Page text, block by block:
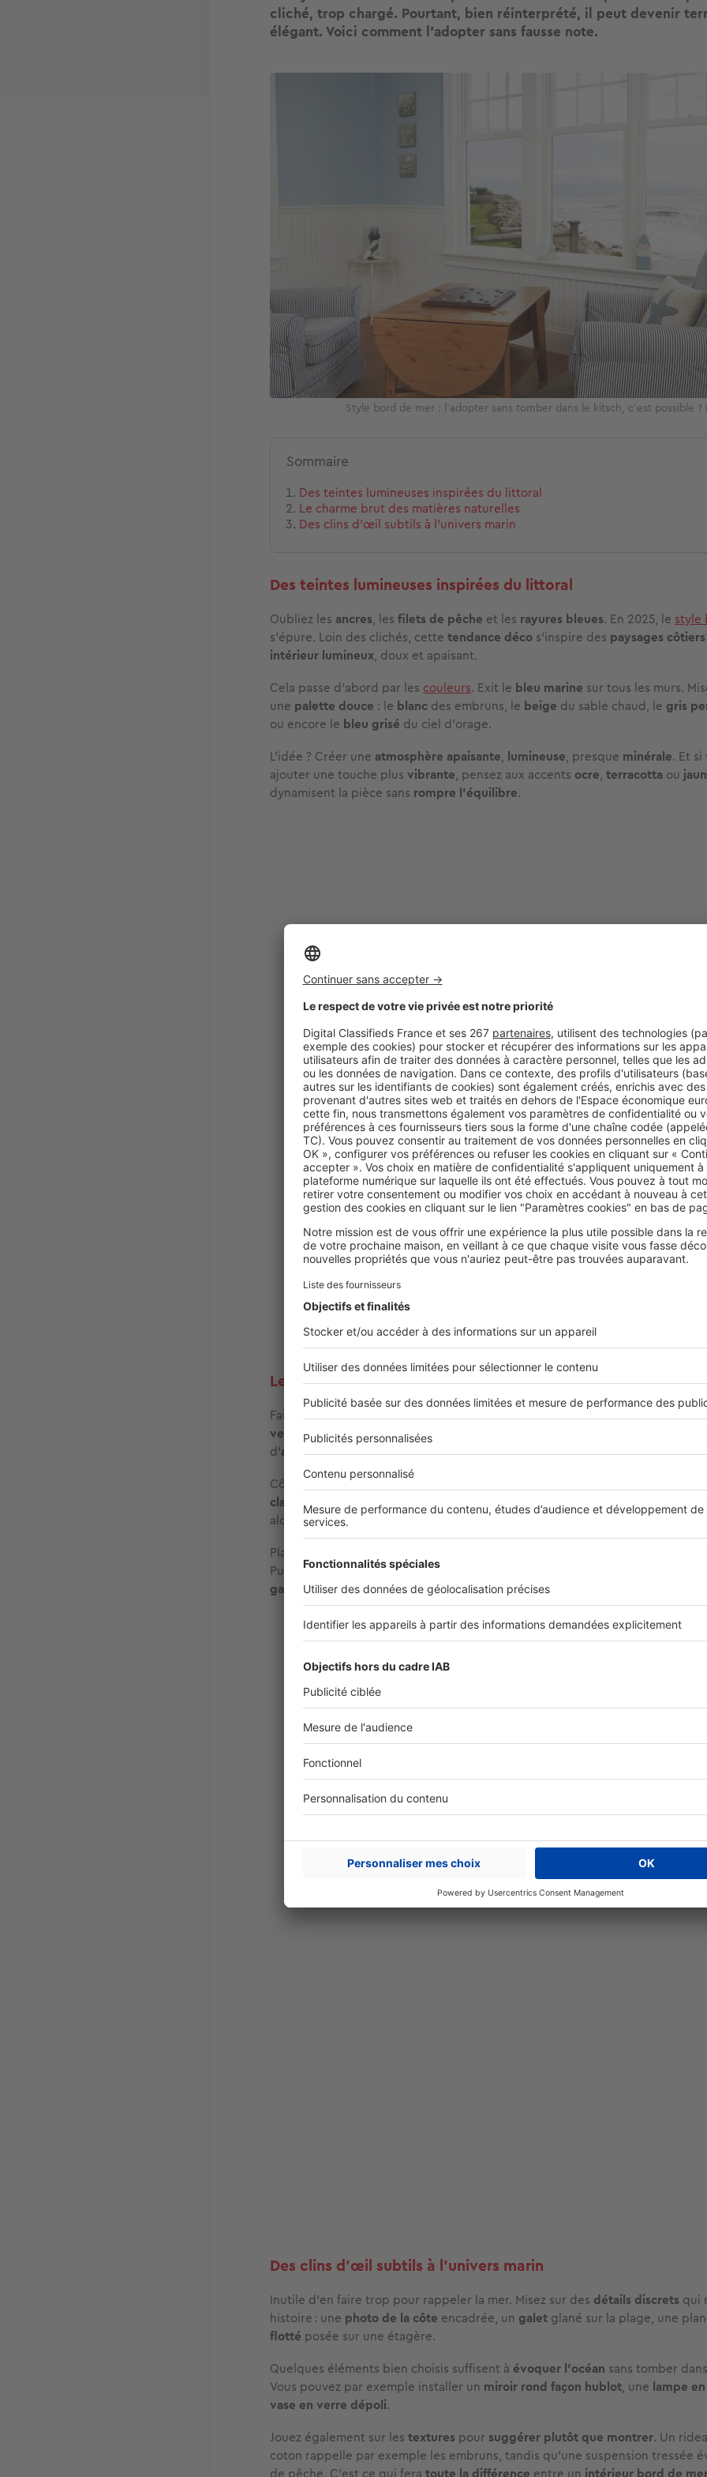
cliché, trop chargé. Pourtant, bien réinterprété, il peut devenir
élégant. Voici comment l’adopter sans fausse note.
Style bord de mer : l'adopter sans tomber dans le kitsch, c'est possible
Sommaire
Des teintes lumineuses inspirées du littoral
Le charme brut des matières naturelles
Des clins d’œil subtils à l’univers marin
Des teintes lumineuses inspirées du littoral
Oubliez les ancres, les filets de pêche et les rayures bleues. En 2025, le style
s’épure. Loin des clichés, cette tendance déco s’inspire des paysages côtiers
intérieur lumineux, doux et apaisant.
Cela passe d’abord par les couleurs. Exit le bleu marine sur tous les murs.
une palette douce : le blanc des embruns, le beige du sable chaud, le gris
ou encore le bleu grisé du ciel d’orage.
L’idée ? Créer une atmosphère apaisante, lumineuse, presque minérale. Et
ajouter une touche plus vibrante, pensez aux accents ocre, terracotta ou
dynamisent la pièce sans rompre l’équilibre.
Le charme brut des matières naturelles
Faites la part belle auxmatières naturellescomme lebois, lerotin, lajute, le
verre
. Cesmatériaux brutsévoquent les
d’authenticitéà votre intérieur.
Côté
mobilier , privilégiez des pièces aux
claires ou patinées par le temps. Évitez les meublesmassifs ou trop sombres
alourdiraient l’ensemble.
Plantez le décor avec un
Puis complétez votre ambiance bord de mer avec des
gaze de cotonou despaniers tressés.
Des clins d’œil subtils à l’univers marin
Inutile d’en faire trop pour rappeler la mer. Misez sur des détails discrets qui
histoire : une photo de la côte encadrée, un galet glané sur la plage, une
flotté posée sur une étagère.
Quelques éléments bien choisis suffisent à évoquer l’océan sans tomber
Vous pouvez par exemple installer un miroir rond façon hublot, une lampe
vase en verre dépoli.
Jouez également sur les textures pour suggérer plutôt que montrer. Un
coton rappelle par exemple les embruns, tandis qu’une suspension tressée